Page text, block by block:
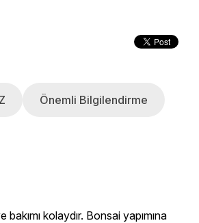
Önemli Bilgilendirme
bakımı kolaydır. Bonsai yapımına